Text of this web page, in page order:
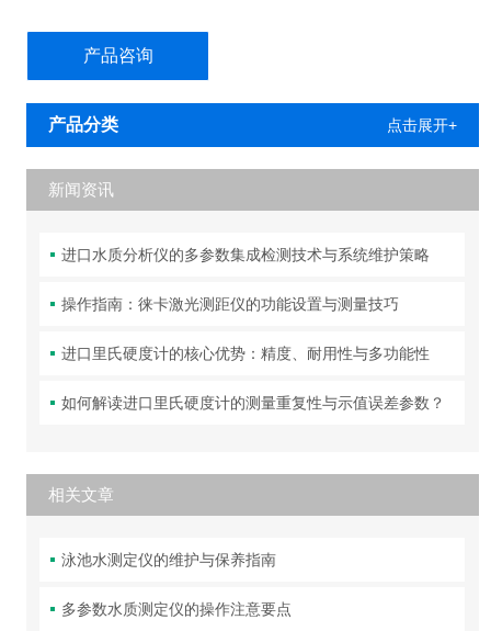
产品咨询
产品分类 点击展开+
新闻资讯
进口水质分析仪的多参数集成检测技术与系统维护策略
操作指南：徕卡激光测距仪的功能设置与测量技巧
进口里氏硬度计的核心优势：精度、耐用性与多功能性
如何解读进口里氏硬度计的测量重复性与示值误差参数？
相关文章
泳池水测定仪的维护与保养指南
多参数水质测定仪的操作注意要点